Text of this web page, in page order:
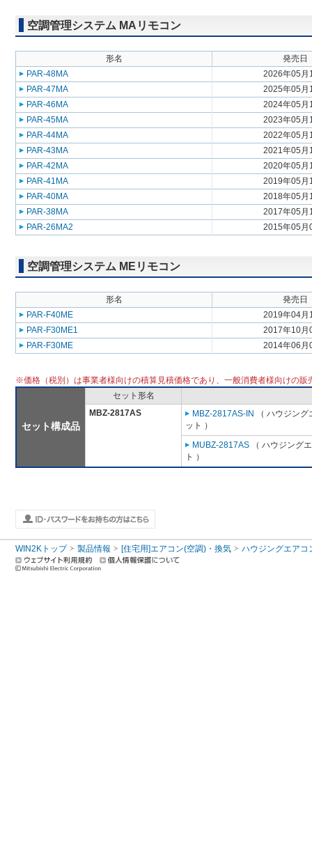
空調管理システム MAリモコン
形名
発売日
PAR-48MA
2026年05月
PAR-47MA
2025年05月
PAR-46MA
2024年05月
PAR-45MA
2023年05月
PAR-44MA
2022年05月
PAR-43MA
2021年05月
PAR-42MA
2020年05月
PAR-41MA
2019年05月
PAR-40MA
2018年05月
PAR-38MA
2017年05月
PAR-26MA2
2015年05月
空調管理システム MEリモコン
形名
発売日
PAR-F40ME
2019年04月
PAR-F30ME1
2017年10月
PAR-F30ME
2014年06月
※価格（税別）は事業者様向けの積算見積価格であり、一般消費者様向けの販
セット構成品
セット形名
MBZ-2817AS
MBZ-2817AS-IN
（ ハウジン
ット ）
MUBZ-2817AS （ ハウジング
ト ）
WIN2Kトップ 製品情報 [住宅用]エアコン(空調)・換気 ハウジングエアコ